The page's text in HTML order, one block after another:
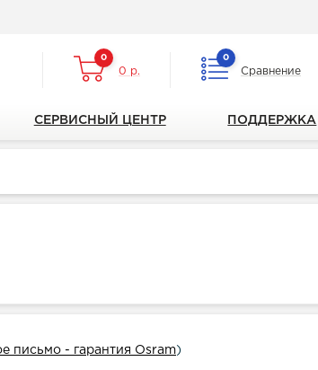
0
0 р.
0
Сравнение
СЕРВИСНЫЙ ЦЕНТР ПОДДЕРЖКА
письмо - гарантия Osram)